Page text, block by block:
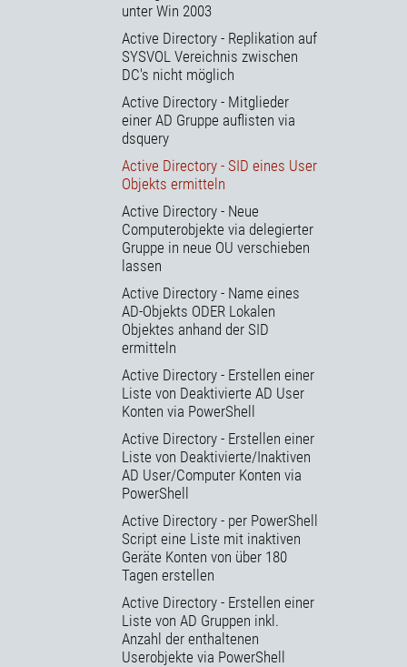
unter Win 2003
Active Directory - Replikation auf
SYSVOL Vereichnis zwischen
DC's nicht möglich
Active Directory - Mitglieder
einer AD Gruppe auflisten via
dsquery
Active Directory - SID eines User
Objekts ermitteln
Active Directory - Neue
Computerobjekte via delegierter
Gruppe in neue OU verschieben
lassen
Active Directory - Name eines
AD-Objekts ODER Lokalen
Objektes anhand der SID
ermitteln
Active Directory - Erstellen einer
Liste von Deaktivierte AD User
Konten via PowerShell
Active Directory - Erstellen einer
Liste von Deaktivierte/Inaktiven
AD User/Computer Konten via
PowerShell
Active Directory - per PowerShell
Script eine Liste mit inaktiven
Geräte Konten von über 180
Tagen erstellen
Active Directory - Erstellen einer
Liste von AD Gruppen inkl.
Anzahl der enthaltenen
Userobjekte via PowerShell